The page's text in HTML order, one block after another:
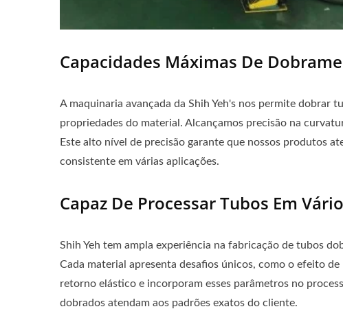
Capacidades Máximas De
A maquinaria avançada da Shih Yeh's nos permite dobrar
propriedades do material. Alcançamos precisão na
Este alto nível de precisão garante que nossos produtos
consistente em várias aplicações.
Capaz De Processar Tubos Em
Shih Yeh tem ampla experiência na fabricação de tubos
Cada material apresenta desafios únicos, como o efeito
retorno elástico e incorporam esses parâmetros no
dobrados atendam aos padrões exatos do cliente.